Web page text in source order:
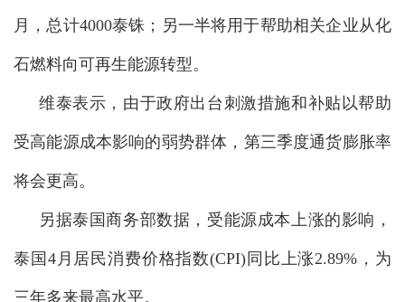
月，总计4000泰铢；另一半将用于帮助相关企业从化
石燃料向可再生能源转型。
维泰表示，由于政府出台刺激措施和补贴以帮助
受高能源成本影响的弱势群体，第三季度通货膨胀率
将会更高。
另据泰国商务部数据，受能源成本上涨的影响，
泰国4月居民消费价格指数(CPI)同比上涨2.89%，为
三年多来最高水平。